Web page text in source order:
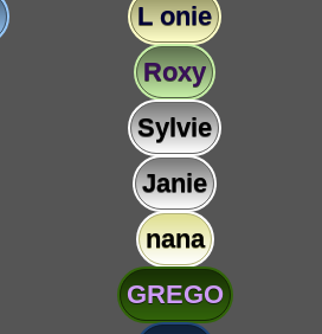
L onie
Roxy
Sylvie
Janie
nana
GREGO